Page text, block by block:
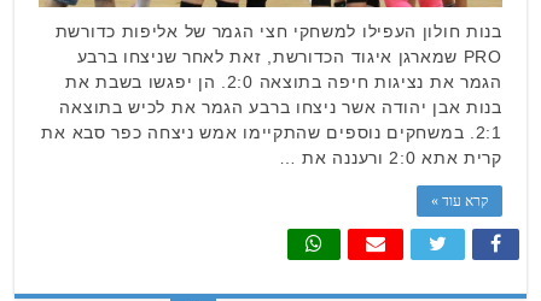
בנות חולון העפילו למשחקי חצי הגמר של אליפות כדורשת
PRO שמארגן איגוד הכדורשת, זאת לאחר שניצחו ברבע
הגמר את נציגות חיפה בתוצאה 2:0. הן יפגשו בשבת את
בנות אבן יהודה אשר ניצחו ברבע הגמר את לכיש בתוצאה
2:1. במשחקים נוספים שהתקיימו אמש ניצחה כפר סבא את
קרית אתא 2:0 ורעננה את …
קרא עוד »